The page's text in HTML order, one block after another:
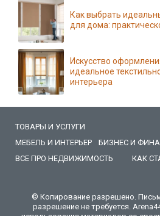
Как выбрать
для дома:
Искусство
идеальное
интерьера
ТОВАРЫ И УСЛУГИ
МЕБЕЛЬ И ИНТЕРЬЕР
БИЗНЕС И
ВСЕ ПРО НЕДВИЖИМОСТЬ
КАК
© Копирование разрешено.
разрешение не требуется.